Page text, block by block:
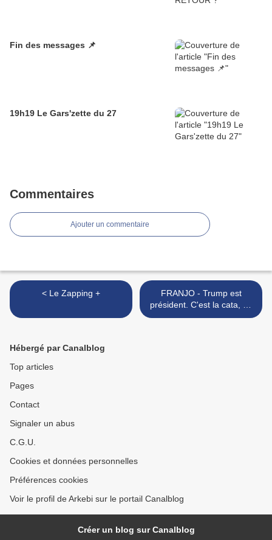
Fin des messages 📌
19h19 Le Gars'zette du 27
Commentaires
Ajouter un commentaire
< Le Zapping +
FRANJO - Trump est
président. C'est la cata, en
tout cas c'est ce que tout le
Hébergé par Canalblog
Top articles
Pages
Contact
Signaler un abus
C.G.U.
Cookies et données personnelles
Préférences cookies
Voir le profil de Arkebi sur le portail Canalblog
Créer un blog sur Canalblog